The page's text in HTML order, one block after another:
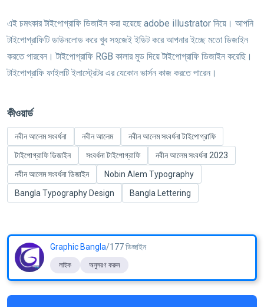
এই চমৎকার টাইপোগ্রাফি ডিজাইন করা হয়েছে adobe illustrator দিয়ে। আপনি
টাইপোগ্রাফিটি ডাউনলোড করে খুব সহজেই ইডিট করে আপনার ইচ্ছে মতো ডিজাইন
করতে পারবেন। টাইপোগ্রাফি RGB কালার মুড দিয়ে টাইপোগ্রাফি ডিজাইন করেছি।
টাইপোগ্রাফি ফাইলটি ইলাস্ট্রেটর এর যেকোন ভার্সন কাজ করতে পারেন।
কীওয়ার্ড
নবীন আলেম সংবর্ধনা নবীন আলেম
নবীন আলেম সংবর্ধনা টাইপোগ্রাফি
টাইপোগ্রাফি ডিজাইন
সংবর্ধনা টাইপোগ্রাফি
নবীন আলেম সংবর্ধনা 2023
নবীন আলেম সংবর্ধনা ডিজাইন
Nobin Alem Typography
Bangla Typography Design
Bangla Lettering
Graphic Bangla/177 ডিজাইন
লাইক অনুসরণ করুন